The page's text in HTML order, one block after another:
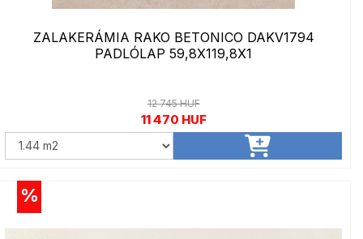
ZALAKERÁMIA RAKO BETONICO DAKV1794
PADLÓLAP 59,8X119,8X1
12 745 HUF
11 470 HUF
%